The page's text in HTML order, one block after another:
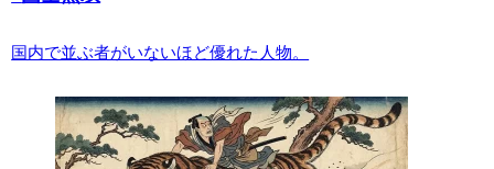
国内で並ぶ者がいないほど優れた人物。